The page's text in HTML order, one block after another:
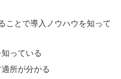
ことで導入ノウハウを知って
っている
所が分かる